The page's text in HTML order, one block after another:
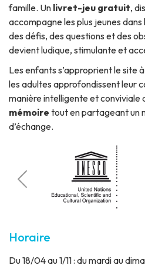
famille. Un livret-jeu gratuit,
accompagne les plus jeunes
des défis, des questions et des
devient ludique, stimulante et
Les enfants s’approprient le site
les adultes approfondissent leur
manière intelligente et conviviale
mémoire tout en partageant un
d’échange.
Horaire
Du 18/04 au 1/11 : du mardi au